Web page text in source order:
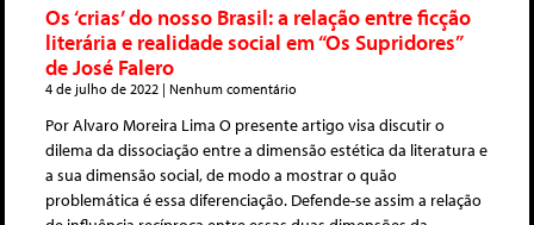
Os ‘crias’ do nosso Brasil: a relação entre ficção
literária e realidade social em “Os Supridores”
de José Falero
4 de julho de 2022 Nenhum comentário
Por Alvaro Moreira Lima O presente artigo visa discutir o
dilema da dissociação entre a dimensão estética da literatura e
a sua dimensão social, de modo a mostrar o quão
problemática é essa diferenciação. Defende-se assim a relação